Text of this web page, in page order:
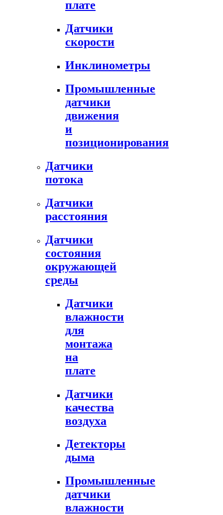
плате
Датчики
скорости
Инклинометры
Промышленные
датчики
движения
и
позиционирования
Датчики
потока
Датчики
расстояния
Датчики
состояния
окружающей
среды
Датчики
влажности
для
монтажа
на
плате
Датчики
качества
воздуха
Детекторы
дыма
Промышленные
датчики
влажности